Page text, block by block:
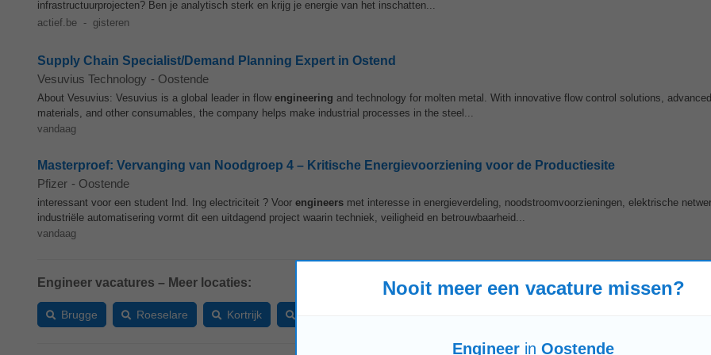
infrastructuurprojecten? Ben je analytisch sterk en krijg je energie van het inschatten...
actief.be - gisteren
Supply Chain Specialist/Demand Planning Expert in Ostend
Vesuvius Technology - Oostende
About Vesuvius: Vesuvius is a global leader in flow engineering and technology for molten metal. With innovative flow control solutions,
materials, and other consumables, the company helps make industrial processes in the steel...
vandaag
Masterproef: Vervanging van Noodgroep 4 – Kritische Energievoorziening voor de Productiesite
Pfizer - Oostende
interessant voor een student Ind. Ing electriciteit ? Voor engineers met interesse in energieverdeling, noodstroomvoorzieningen, elektrische
industriële automatisering vormt dit een uitdagend project waarin techniek, veiligheid en betrouwbaarheid...
vandaag
Engineer vacatures – Meer locaties:
Brugge Roeselare Kortrijk
Nooit meer een vacature missen?
Engineer in Oostende